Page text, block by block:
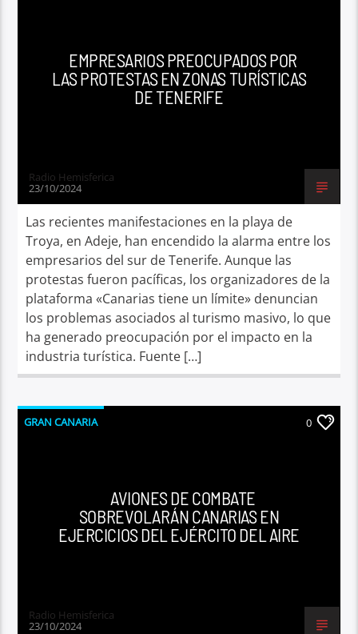
EMPRESARIOS PREOCUPADOS POR
LAS PROTESTAS EN ZONAS TURÍSTICAS
DE TENERIFE
Radio Hemisferica
23/10/2024
Las recientes manifestaciones en la playa de
Troya, en Adeje, han encendido la alarma entre los
empresarios del sur de Tenerife. Aunque las
protestas fueron pacíficas, los organizadores de la
plataforma «Canarias tiene un límite» denuncian
los problemas asociados al turismo masivo, lo que
ha generado preocupación por el impacto en la
industria turística. Fuente […]
GRAN CANARIA 0
AVIONES DE COMBATE
SOBREVOLARÁN CANARIAS EN
EJERCICIOS DEL EJÉRCITO DEL AIRE
Radio Hemisferica
23/10/2024